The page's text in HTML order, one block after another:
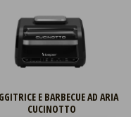
E BARBECUE AD ARIA
CUCINOTTO